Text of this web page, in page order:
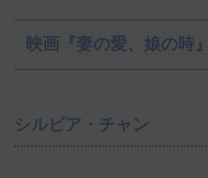
映画『妻の愛、娘の時
シルビア・チャン